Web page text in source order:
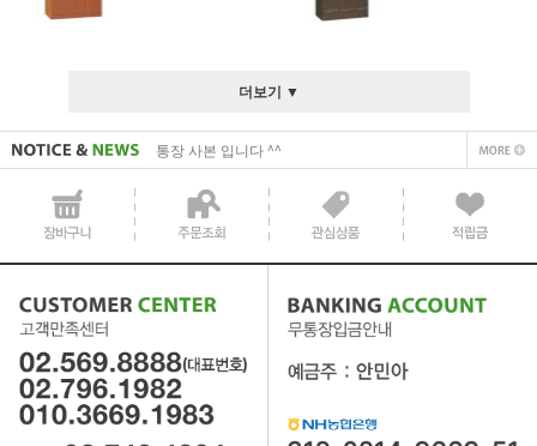
더보기 ▼
통장 사본 입니다 ^^